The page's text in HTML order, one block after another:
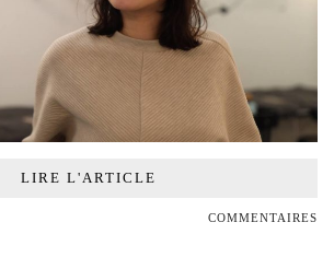
LIRE L'ARTICLE
COMMENTAIRES